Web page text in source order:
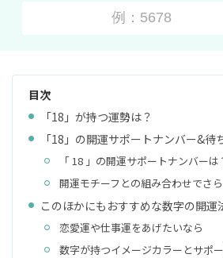
目次
「18」が持つ運勢は？
「18」の開運サポートナンバー&待
「 18 」の開運サポートナンバーは
開運モチーフとの組み合わせでさ
このほかにもおすすめな数字の開運
恋愛運や仕事運をあげたいなら
数字が持つイメージカラーとサポ